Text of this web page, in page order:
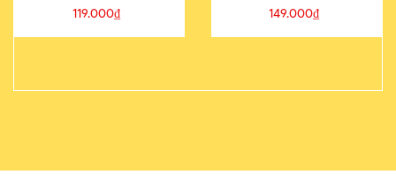
821-1
119.000₫
SAU
149.000₫